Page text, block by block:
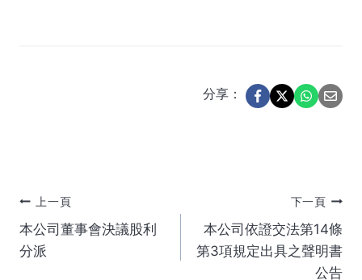
分享：
文
章
上一頁
本公司董事會決議股利
分派
下一頁
本公司依證交法第14條
第3項規定出具之聲明書
公告